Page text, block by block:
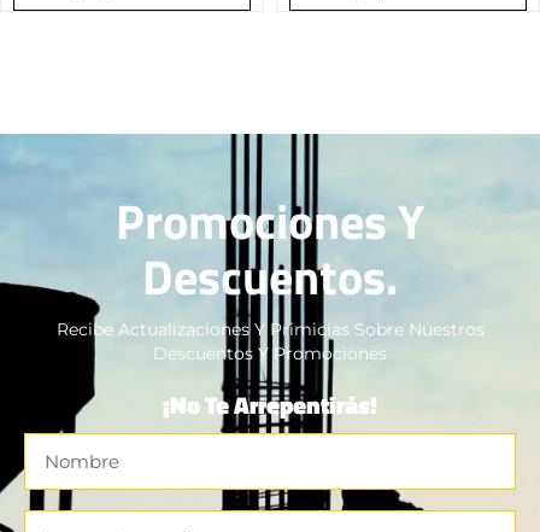
Promociones Y
Descuentos.
Recibe Actualizaciones Y Primicias Sobre Nuestros
Descuentos Y Promociones
¡No Te Arrepentirás!